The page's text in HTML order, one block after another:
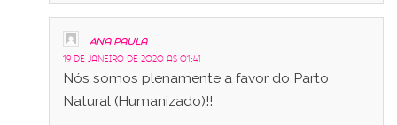
Ana Paula
19 de janeiro de 2020 às 01:41
Nós somos plenamente a favor do Parto
Natural (Humanizado)!!